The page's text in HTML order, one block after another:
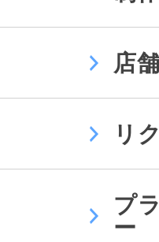
店
リ
プ
ー